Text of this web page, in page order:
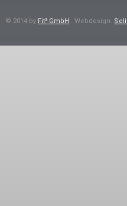
© 2014 by Fit³ GmbH · Webdesign: